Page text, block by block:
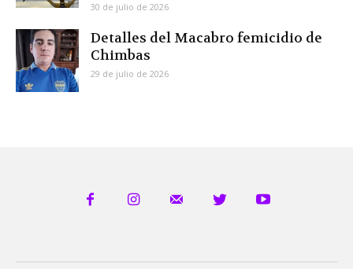
30 de julio de 2026
Detalles del Macabro femicidio de
Chimbas
29 de julio de 2026